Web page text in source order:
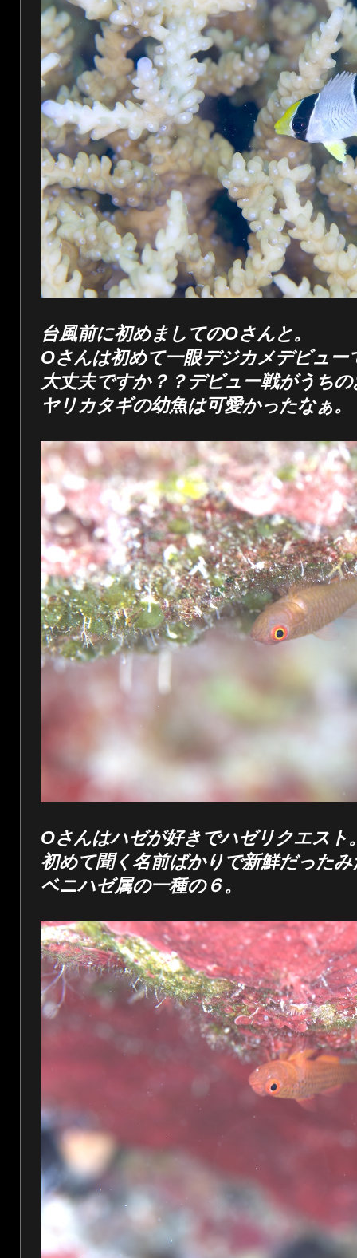
台風前に初めましてのOさんと。
Oさんは初めて一眼デジカメデビュー
大丈夫ですか？？デビュー戦がうち
ヤリカタギの幼魚は可愛かったなぁ。
Oさんはハゼが好きでハゼリクエスト
初めて聞く名前ばかりで新鮮だった
ベニハゼ属の一種の６。